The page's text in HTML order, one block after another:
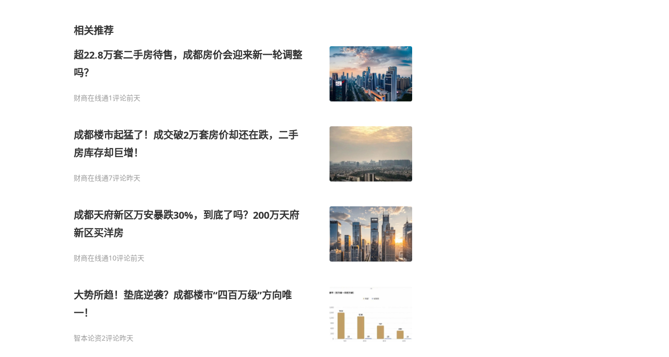
相关推荐
超22.8万套二手房待售，成都房价会迎来新一轮调整
吗？
财商在线通1评论前天
成都楼市起猛了！成交破2万套房价却还在跌，二手
房库存却巨增！
财商在线通7评论昨天
成都天府新区万安暴跌30%，到底了吗？200万天府
新区买洋房
财商在线通10评论前天
大势所趋！垫底逆袭？成都楼市“四百万级”方向唯
一！
智本论资2评论昨天